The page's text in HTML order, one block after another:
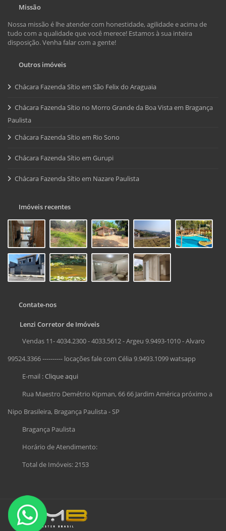
Missão
Nossa missão é lhe atender com honestidade, agilidade e acima de
tudo com a qualidade que você merece! Estamos à sua inteira
disposição. Venha falar com a gente!
Outros imóveis
Chácara Fazenda Sítio em São Felix do Araguaia
Chácara Fazenda Sítio no Morro Grande da Boa Vista em Bragança
Paulista
Chácara Fazenda Sítio em Rio Sono
Chácara Fazenda Sítio em Gurupi
Chácara Fazenda Sítio em Nazare Paulista
Imóveis recentes
Contate-nos
Lenzi Corretor de Imóveis
Vendas 11- 4034.2300 - 4033.5612 - Argeu 9.9493-1010 - Alvaro
99524.3366 ---------- locações fale com Célia 9.9493.1099 watsapp
E-mail :Clique aqui
Rua Maestro Demétrio Kipman, 66 66 Jardim América próximo a
Nipo Brasileira, Bragança Paulista - SP
Bragança Paulista
Horário de Atendimento:
Total de Imóveis: 2153